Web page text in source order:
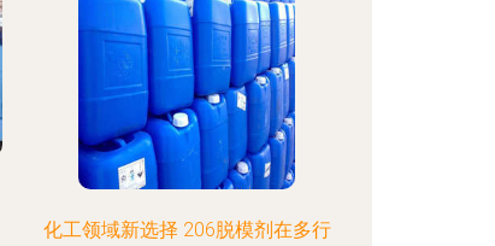
化工领域新选择 206脱模剂在多行